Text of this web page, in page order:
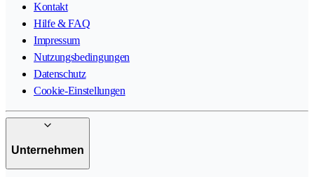
Kontakt
Hilfe & FAQ
Impressum
Nutzungsbedingungen
Datenschutz
Cookie-Einstellungen
Unternehmen